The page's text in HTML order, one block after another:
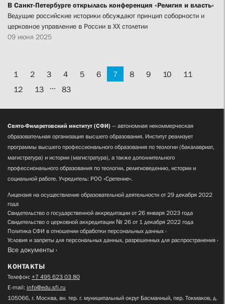
В Санкт-Петербурге открылась конференция «Религия и власть»
Ведущие российские историки обсуждают принцип соборности и
церковное управление в России в XX столетии
09 июня 2025
1 2 3 4 5 6 7 8 9 10
11
12
13 ... 83
Свято-Филаретовский институт (СФИ) — автономная некоммерческая
образовательная организация высшего образования. Институт реализует
программы высшего профессионального образования по теологии (бакалавриат,
магистратура) и истории (магистратура), а также дополнительного
профессионального образования по теологии, религиоведению, истории и
социальной работе. Учредитель: РОО «Сретение».
Лицензия на осуществление образовательной деятельности от 29 декабря 2022
года
Свидетельство о государственной аккредитации от 26 января 2023 года
Свидетельство о церковной аккредитации № 26 от 1 декабря 2022 года
Политика СФИ в отношении обработки персональных данных
Условия и запреты для персональных данных, разрешенных для распространения
Все документы
КОНТАКТЫ
Телефон: +7 495 623 03 80
E-mail: info@edu.sfi.ru
105066, г. Москва, вн. тер. г. муниципальный округ Басманный, пер. Токмаков, д.